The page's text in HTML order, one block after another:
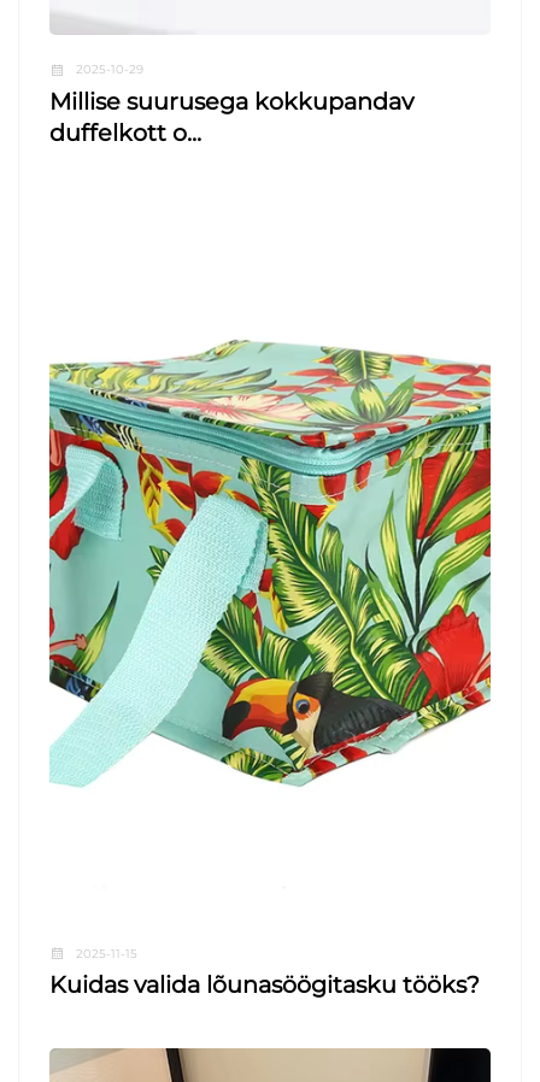
2025-10-29
Millise suurusega kokkupandav
duffelkott o...
2025-11-15
Kuidas valida lõunasöögitasku tööks?